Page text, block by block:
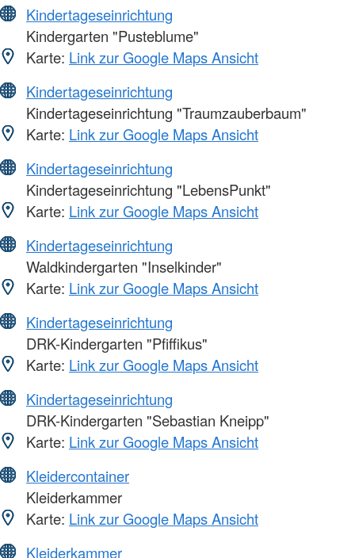
Kindertageseinrichtung
Kindergarten "Pusteblume"
Karte: Link zur Google Maps Ansicht
Kindertageseinrichtung
Kindertageseinrichtung "Traumzauberbaum"
Karte: Link zur Google Maps Ansicht
Kindertageseinrichtung
Kindertageseinrichtung "LebensPunkt"
Karte: Link zur Google Maps Ansicht
Kindertageseinrichtung
Waldkindergarten "Inselkinder"
Karte: Link zur Google Maps Ansicht
Kindertageseinrichtung
DRK-Kindergarten "Pfiffikus"
Karte: Link zur Google Maps Ansicht
Kindertageseinrichtung
DRK-Kindergarten "Sebastian Kneipp"
Karte: Link zur Google Maps Ansicht
Kleidercontainer
Kleiderkammer
Karte: Link zur Google Maps Ansicht
Kleiderkammer